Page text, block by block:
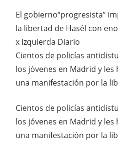
El gobierno“progresista”
la libertad de Hasél con
x Izquierda Diario
Cientos de policías
los jóvenes en Madrid y
una manifestación por la
Cientos de policías
los jóvenes en Madrid y
una manifestación por la